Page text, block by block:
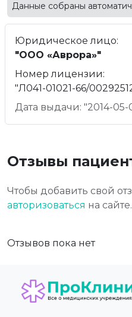
Данные собраны
Юридическое лицо:
"ООО «Аврора»"
Номер лицензии:
"Л041-01021-66/
Дата выдачи: "2014-05-
Отзывы
Чтобы добавить свой
авторизоваться на сайте.
Отзывов пока нет